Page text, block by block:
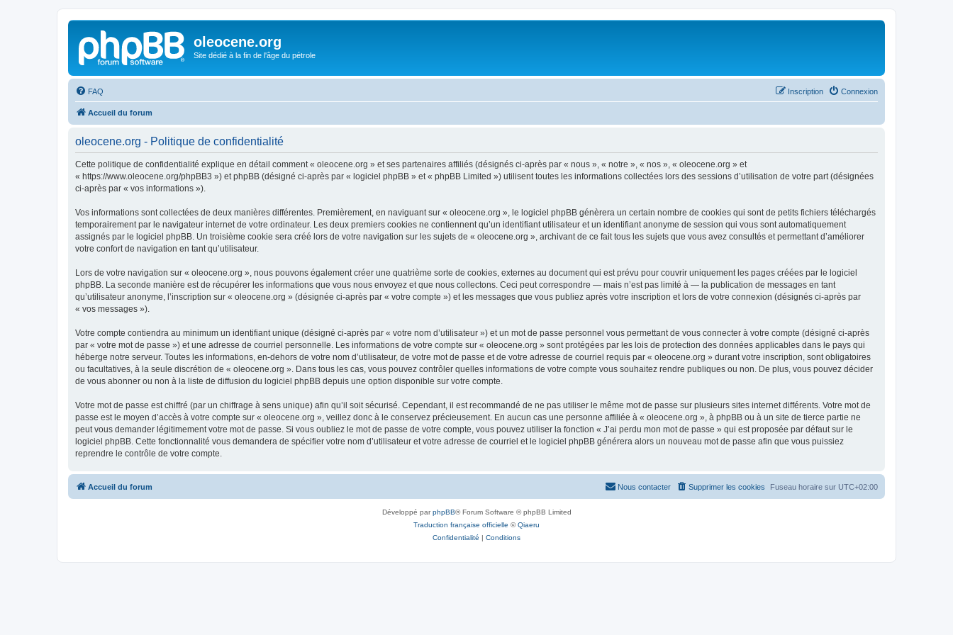
oleocene.org
Site dédié à la fin de l'âge du pétrole
FAQ Connexion
Inscription
Accueil du forum
oleocene.org - Politique de confidentialité
Cette politique de confidentialité explique en détail comment « oleocene.org » et ses partenaires affiliés (désignés ci-après par « nous », « notre », « nos », « oleocene.org » et
« https://www.oleocene.org/phpBB3 ») et phpBB (désigné ci-après par « logiciel phpBB » et « phpBB Limited ») utilisent toutes les informations collectées lors des sessions d’utilisation de votre part (désignées
ci-après par « vos informations »).
Vos informations sont collectées de deux manières différentes. Premièrement, en naviguant sur « oleocene.org », le logiciel phpBB génèrera un certain nombre de cookies qui sont de petits fichiers téléchargés
temporairement par le navigateur internet de votre ordinateur. Les deux premiers cookies ne contiennent qu’un identifiant utilisateur et un identifiant anonyme de session qui vous sont automatiquement
assignés par le logiciel phpBB. Un troisième cookie sera créé lors de votre navigation sur les sujets de « oleocene.org », archivant de ce fait tous les sujets que vous avez consultés et permettant d’améliorer
votre confort de navigation en tant qu’utilisateur.
Lors de votre navigation sur « oleocene.org », nous pouvons également créer une quatrième sorte de cookies, externes au document qui est prévu pour couvrir uniquement les pages créées par le logiciel
phpBB. La seconde manière est de récupérer les informations que vous nous envoyez et que nous collectons. Ceci peut correspondre — mais n’est pas limité à — la publication de messages en tant
qu’utilisateur anonyme, l’inscription sur « oleocene.org » (désignée ci-après par « votre compte ») et les messages que vous publiez après votre inscription et lors de votre connexion (désignés ci-après par
« vos messages »).
Votre compte contiendra au minimum un identifiant unique (désigné ci-après par « votre nom d’utilisateur ») et un mot de passe personnel vous permettant de vous connecter à votre compte (désigné ci-après
par « votre mot de passe ») et une adresse de courriel personnelle. Les informations de votre compte sur « oleocene.org » sont protégées par les lois de protection des données applicables dans le pays qui
héberge notre serveur. Toutes les informations, en-dehors de votre nom d’utilisateur, de votre mot de passe et de votre adresse de courriel requis par « oleocene.org » durant votre inscription, sont obligatoires
ou facultatives, à la seule discrétion de « oleocene.org ». Dans tous les cas, vous pouvez contrôler quelles informations de votre compte vous souhaitez rendre publiques ou non. De plus, vous pouvez décider
de vous abonner ou non à la liste de diffusion du logiciel phpBB depuis une option disponible sur votre compte.
Votre mot de passe est chiffré (par un chiffrage à sens unique) afin qu’il soit sécurisé. Cependant, il est recommandé de ne pas utiliser le même mot de passe sur plusieurs sites internet différents. Votre mot de
passe est le moyen d’accès à votre compte sur « oleocene.org », veillez donc à le conservez précieusement. En aucun cas une personne affiliée à « oleocene.org », à phpBB ou à un site de tierce partie ne
peut vous demander légitimement votre mot de passe. Si vous oubliez le mot de passe de votre compte, vous pouvez utiliser la fonction « J’ai perdu mon mot de passe » qui est proposée par défaut sur le
logiciel phpBB. Cette fonctionnalité vous demandera de spécifier votre nom d’utilisateur et votre adresse de courriel et le logiciel phpBB générera alors un nouveau mot de passe afin que vous puissiez
reprendre le contrôle de votre compte.
Accueil du forum Fuseau horaire sur UTC+02:00
Supprimer les cookies
Nous contacter
Développé parphpBB® Forum Software © phpBB Limited
Traduction française officielle ©Qiaeru
Confidentialité | Conditions